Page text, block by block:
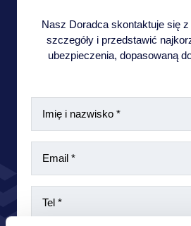
Nasz Doradca skontaktuje się
szczegóły i przedstawić
ubezpieczenia, dopasowaną